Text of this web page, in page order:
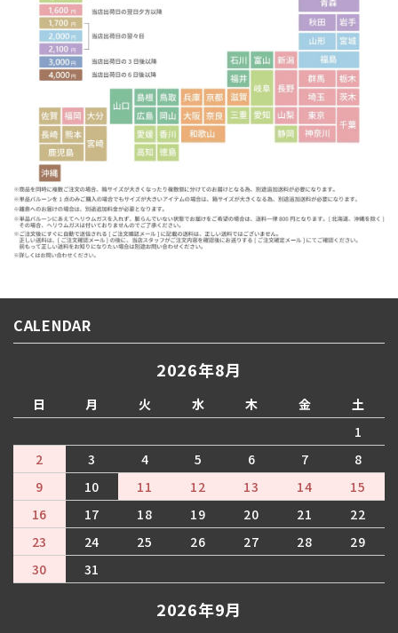
CALENDAR
2026年8月
日 月 火 水 木 金
土
1
2
3 4 5 6 7
8
9
10 11 12 13 14
15
16
17 18 19 20 21
22
23
24 25 26 27 28
29
30
31
2026年9月